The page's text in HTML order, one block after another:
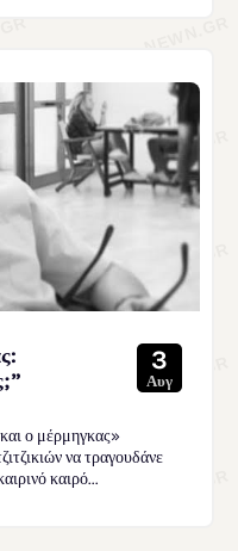
3
Αυγ
ο μέρμηγκας»
να τραγουδάνε
καιρό...